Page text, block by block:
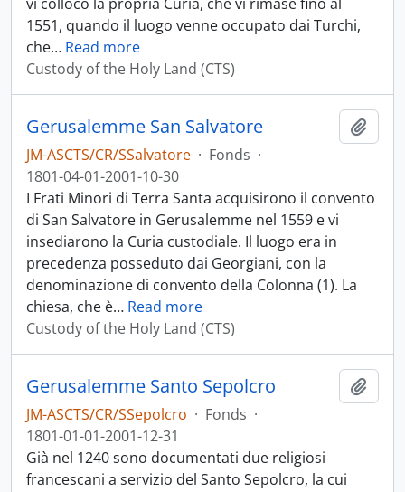
1551, quando il luogo venne occupato dai Turchi,
che… Read more
Custody of the Holy Land (CTS)
Gerusalemme San Salvatore
JM-ASCTS/CR/SSalvatore · Fonds ·
1801-04-01-2001-10-30
I Frati Minori di Terra Santa acquisirono il convento
di San Salvatore in Gerusalemme nel 1559 e vi
insediarono la Curia custodiale. Il luogo era in
precedenza posseduto dai Georgiani, con la
denominazione di convento della Colonna (1). La
chiesa, che è… Read more
Custody of the Holy Land (CTS)
Gerusalemme Santo Sepolcro
JM-ASCTS/CR/SSepolcro · Fonds ·
1801-01-01-2001-12-31
Già nel 1240 sono documentati due religiosi
francescani a servizio del Santo Sepolcro, la cui